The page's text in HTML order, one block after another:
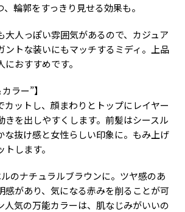
輪郭をすっきり見せる効果も。
大人っぽい雰囲気があるので、カジュア
ントな装いにもマッチするミディ。上品
おすすめです。
ラー”】
カットし、顔まわりとトップにレイヤー
きを出しやすくします。前髪はシースル
な抜け感と女性らしい印象に。もみ上げ
します。
のナチュラルブラウンに。ツヤ感のあ
感があり、気になる赤みを削ることが可
人気の万能カラーは、肌なじみがいいの